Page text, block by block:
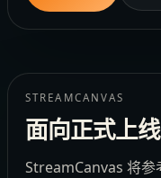
STREAMCANVAS
面向正式上
StreamCanvas 将参